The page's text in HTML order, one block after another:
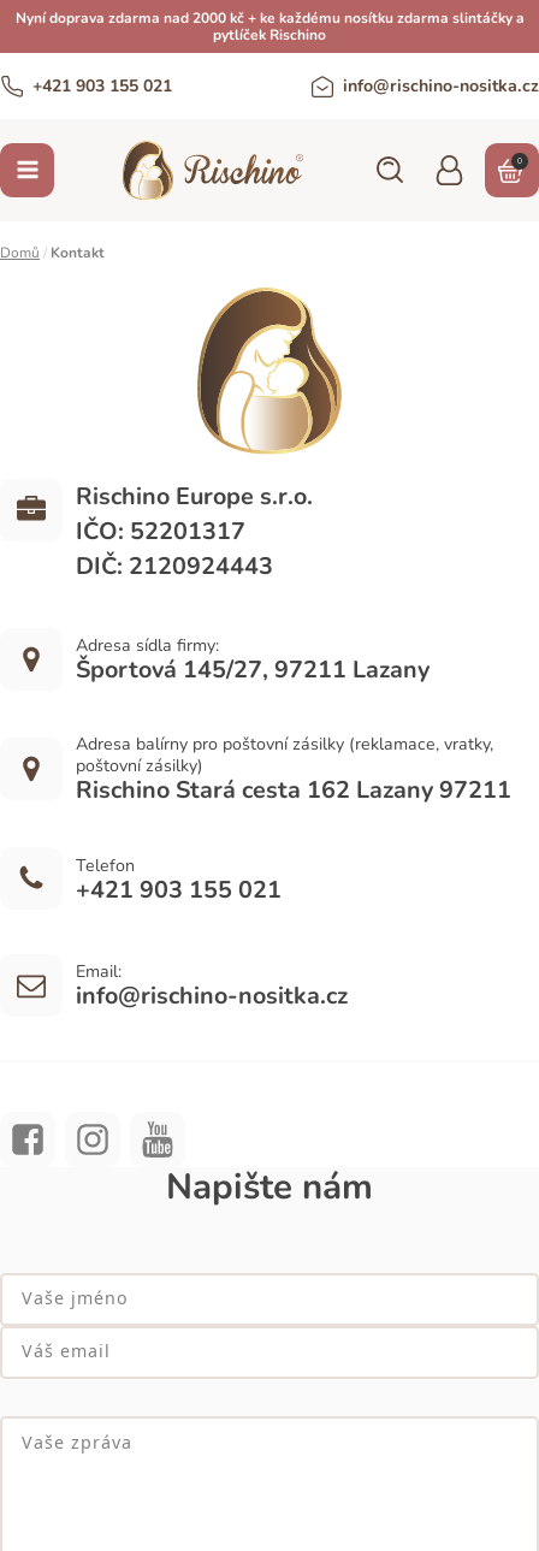
Nyní doprava zdarma nad 2000 kč + ke každému nosítku zdarma slintáčky a
pytlíček Rischino
+421 903 155 021 info@rischino-nositka.cz
0
Domů / Kontakt
Rischino Europe s.r.o.
IČO: 52201317
DIČ: 2120924443
Adresa sídla firmy:
Športová 145/27, 97211 Lazany
Adresa balírny pro poštovní zásilky (reklamace, vratky,
poštovní zásilky)
Rischino Stará cesta 162 Lazany 97211
Telefon
+421 903 155 021
Email:
info@rischino-nositka.cz
Napište nám